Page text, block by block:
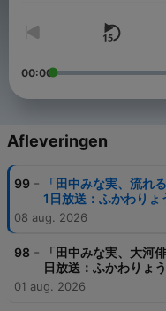
00:00
Afleveringen
99 -
「田中みな実、流れ
1日放送：ふかわりょ
08 aug. 2026
98 -
「田中みな実、大河
日放送：ふかわりょ
01 aug. 2026